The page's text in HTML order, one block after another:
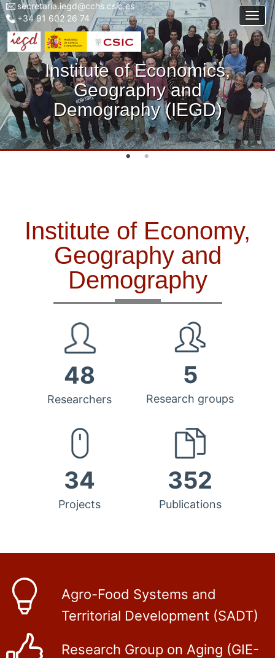
Skip
to
main
content
Menu
top
left
iegd
secretaria.iegd@cchs.csic.es
+34 91 602 26 74
Institute of Economics,
Geography and
Demography (IEGD)
Institute of Economy,
Geography and
Demography
48
Researchers
5
Research groups
34
Projects
352
Publications
Agro-Food Systems and
Territorial Development (SADT)
Research Group on Aging (GIE-